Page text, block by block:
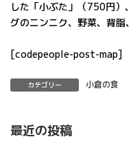
した「小ぶた」（750円）
グのニンニク、野菜、背脂
[codepeople-post-map]
カテゴリー 小倉の食
最近の投稿